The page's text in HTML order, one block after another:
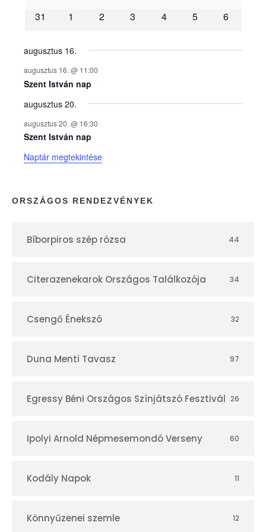
n
y
e
k
n
a
p
r
31
1 2 3 4 5 6
augusztus 16.
augusztus 16. @ 11:00
Szent István nap
augusztus 20.
augusztus 20. @ 16:30
Szent István nap
Naptár megtekintése
ORSZÁGOS RENDEZVÉNYEK
Bíborpiros szép rózsa 44
Citerazenekarok Országos Találkozója 34
Csengő Énekszó 32
Duna Menti Tavasz 97
Egressy Béni Országos Színjátszó Fesztivál 26
Ipolyi Arnold Népmesemondó Verseny 60
Kodály Napok 11
Könnyűzenei szemle 12